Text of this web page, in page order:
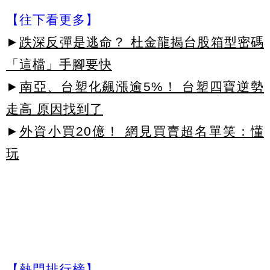
【往下看更多】
► 跌深反彈是逃命？ 杜金龍揭台股箱型密碼
「這檔」手腳要快
► 南亞、台塑化飆漲逾5%！ 台塑四寶逆勢
走高 原因找到了
► 外資小買20億！ 網見買賣超名單笑：懂
玩